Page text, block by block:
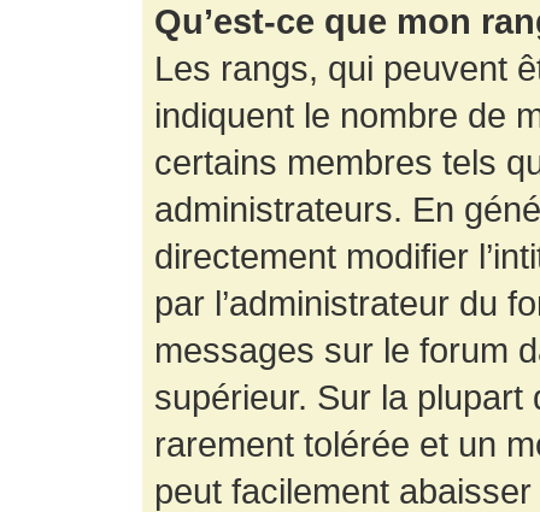
Qu’est-ce que mon
Les rangs, qui peuvent
indiquent le nombre de
certains membres tels
administrateurs. En
directement modifier
par l’administrateur du
messages sur le forum
supérieur. Sur la
rarement tolérée et un
peut facilement